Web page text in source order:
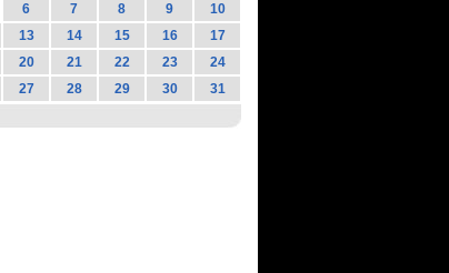
6 7 8 9
10
13 14 15 16
17
20 21 22 23
24
27 28 29 30 31